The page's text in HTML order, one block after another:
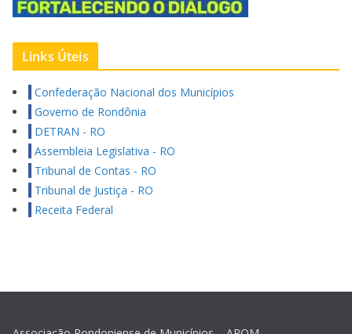
Links Úteis
Confederação Nacional dos Municípios
Governo de Rondônia
DETRAN - RO
Assembleia Legislativa - RO
Tribunal de Contas - RO
Tribunal de Justiça - RO
Receita Federal